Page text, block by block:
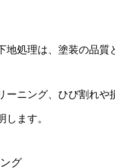
地処理は、塗装の品質
ーニング、ひび割れ
ます。
グ